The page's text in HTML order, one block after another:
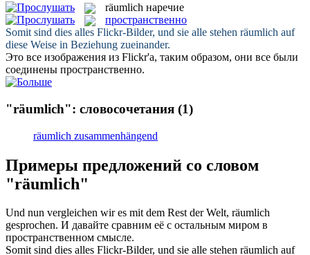
räumlich наречие
пространственно
Somit sind dies alles Flickr-Bilder, und sie alle stehen räumlich auf
diese Weise in Beziehung zueinander.
Это все изображения из Flickr'a, таким образом, они все были
соединены пространственно.
"räumlich": словосочетания (1)
räumlich zusammenhängend
Примеры предложений со словом
"räumlich"
Und nun vergleichen wir es mit dem Rest der Welt, räumlich
gesprochen. И давайте сравним её с остальным миром в
пространственном смысле.
Somit sind dies alles Flickr-Bilder, und sie alle stehen räumlich auf